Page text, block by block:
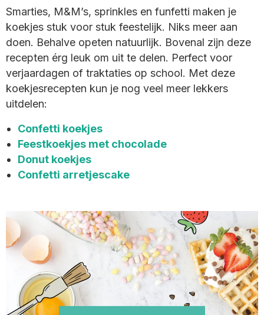
Smarties, M&M’s, sprinkles en funfetti maken je
koekjes stuk voor stuk feestelijk. Niks meer aan
doen. Behalve opeten natuurlijk. Bovenal zijn deze
recepten érg leuk om uit te delen. Perfect voor
verjaardagen of traktaties op school. Met deze
koekjesrecepten kun je nog veel meer lekkers
uitdelen:
Confetti koekjes
Feestkoekjes met chocolade
Donut koekjes
Confetti arretjescake